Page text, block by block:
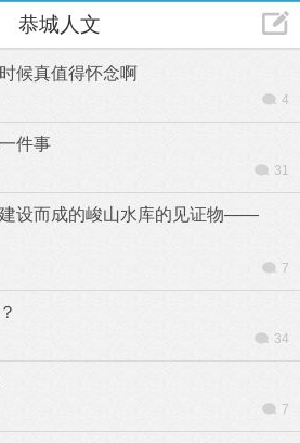
恭城人文
候真值得怀念啊
4
件事
31
设而成的峻山水库的见证物——
7
34
7